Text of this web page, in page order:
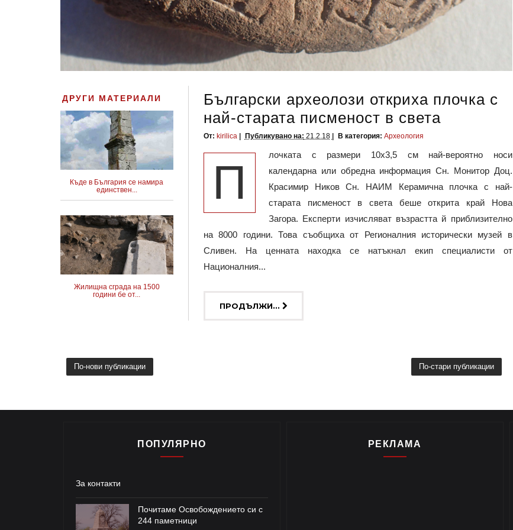
ДРУГИ МАТЕРИАЛИ
Къде в България се намира
единствен...
Жилищна сграда на 1500
години бе от...
Български археолози откриха плочка с
най-старата писменост в света
От: kirilica Публикувано на: 21.2.18 В категория: Археология
П
лочката с размери 10х3,5 см най-вероятно носи
календарна или обредна информация Сн. Монитор Доц.
Красимир Ников Сн. НАИМ Керамична плочка с най-
старата писменост в света беше открита край Нова
Загора. Експерти изчисляват възрастта й приблизително
на 8000 години. Това съобщиха от Регионалния исторически музей в
Сливен. На ценната находка се натъкнал екип специалисти от
Националния...
ПРОДЪЛЖИ...
По-нови публикации По-стари публикации
ПОПУЛЯРНО
За контакти
Почитаме Освобождението си с
244 паметници
РЕКЛАМА